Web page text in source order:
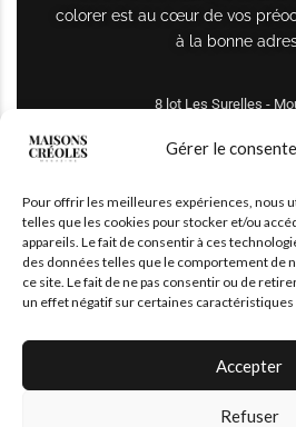
Gérer le
Pour offrir les meilleures expériences, nous
telles que les cookies pour stocker et/ou
appareils. Le fait de consentir à ces
des données telles que le comportement de
ce site. Le fait de ne pas consentir ou de
un effet négatif sur certaines
Accepter
Refuser
colorer est au cœur de vos
à la bonne
8 lot Les Surelles -